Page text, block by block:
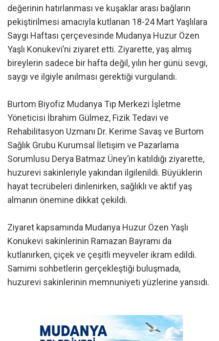
değerinin hatırlanması ve kuşaklar arası bağların
pekiştirilmesi amacıyla kutlanan 18-24 Mart Yaşlılara
Saygı Haftası çerçevesinde Mudanya Huzur Özen
Yaşlı Konukevi’ni ziyaret etti. Ziyarette, yaş almış
bireylerin sadece bir hafta değil, yılın her günü sevgi,
saygı ve ilgiyle anılması gerektiği vurgulandı.
Burtom Biyofiz Mudanya Tıp Merkezi İşletme
Yöneticisi İbrahim Gülmez, Fizik Tedavi ve
Rehabilitasyon Uzmanı Dr. Kerime Savaş ve Burtom
Sağlık Grubu Kurumsal İletişim ve Pazarlama
Sorumlusu Derya Batmaz Üney’in katıldığı ziyarette,
huzurevi sakinleriyle yakından ilgilenildi. Büyüklerin
hayat tecrübeleri dinlenirken, sağlıklı ve aktif yaş
almanın önemine dikkat çekildi.
Ziyaret kapsamında Mudanya Huzur Özen Yaşlı
Konukevi sakinlerinin Ramazan Bayramı da
kutlanırken, çiçek ve çeşitli meyveler ikram edildi.
Samimi sohbetlerin gerçekleştiği buluşmada,
huzurevi sakinlerinin memnuniyeti yüzlerine yansıdı.